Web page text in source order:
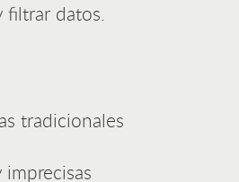
filtrar datos.
tradicionales